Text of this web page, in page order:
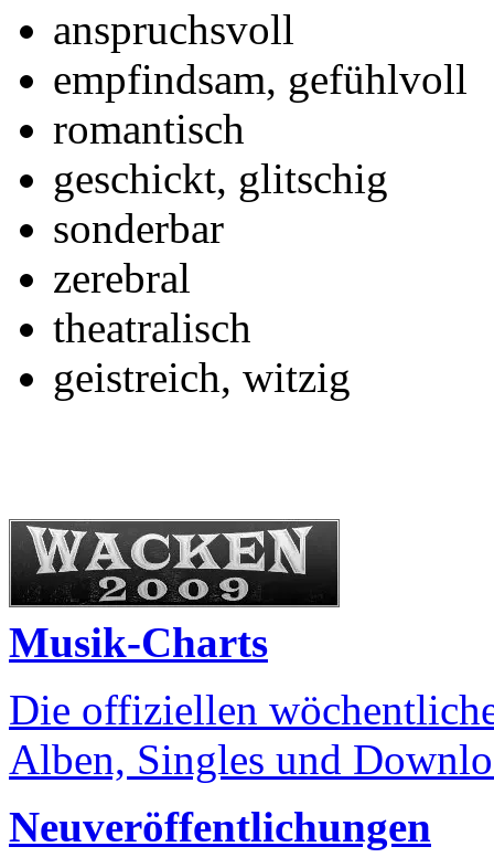
anspruchsvoll
empfindsam, gefühlvoll
romantisch
geschickt, glitschig
sonderbar
zerebral
theatralisch
geistreich, witzig
Musik-Charts
Die offiziellen
Alben, Singles und
Neuveröffentlichungen